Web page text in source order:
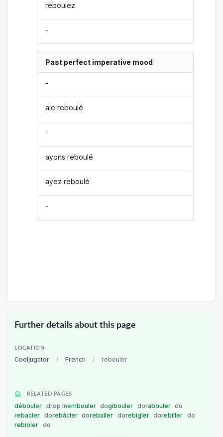
reboulez
-
Past perfect imperative mood
-
aie reboulé
-
ayons reboulé
ayez reboulé
-
Further details about this page
LOCATION
Cooljugator / French / rebouler
RELATED PAGES
débouler drop inembouler dogibouler dorabouler do
rebacler dorebâcler doreballer dorebigler dorebiller do
rebioler do